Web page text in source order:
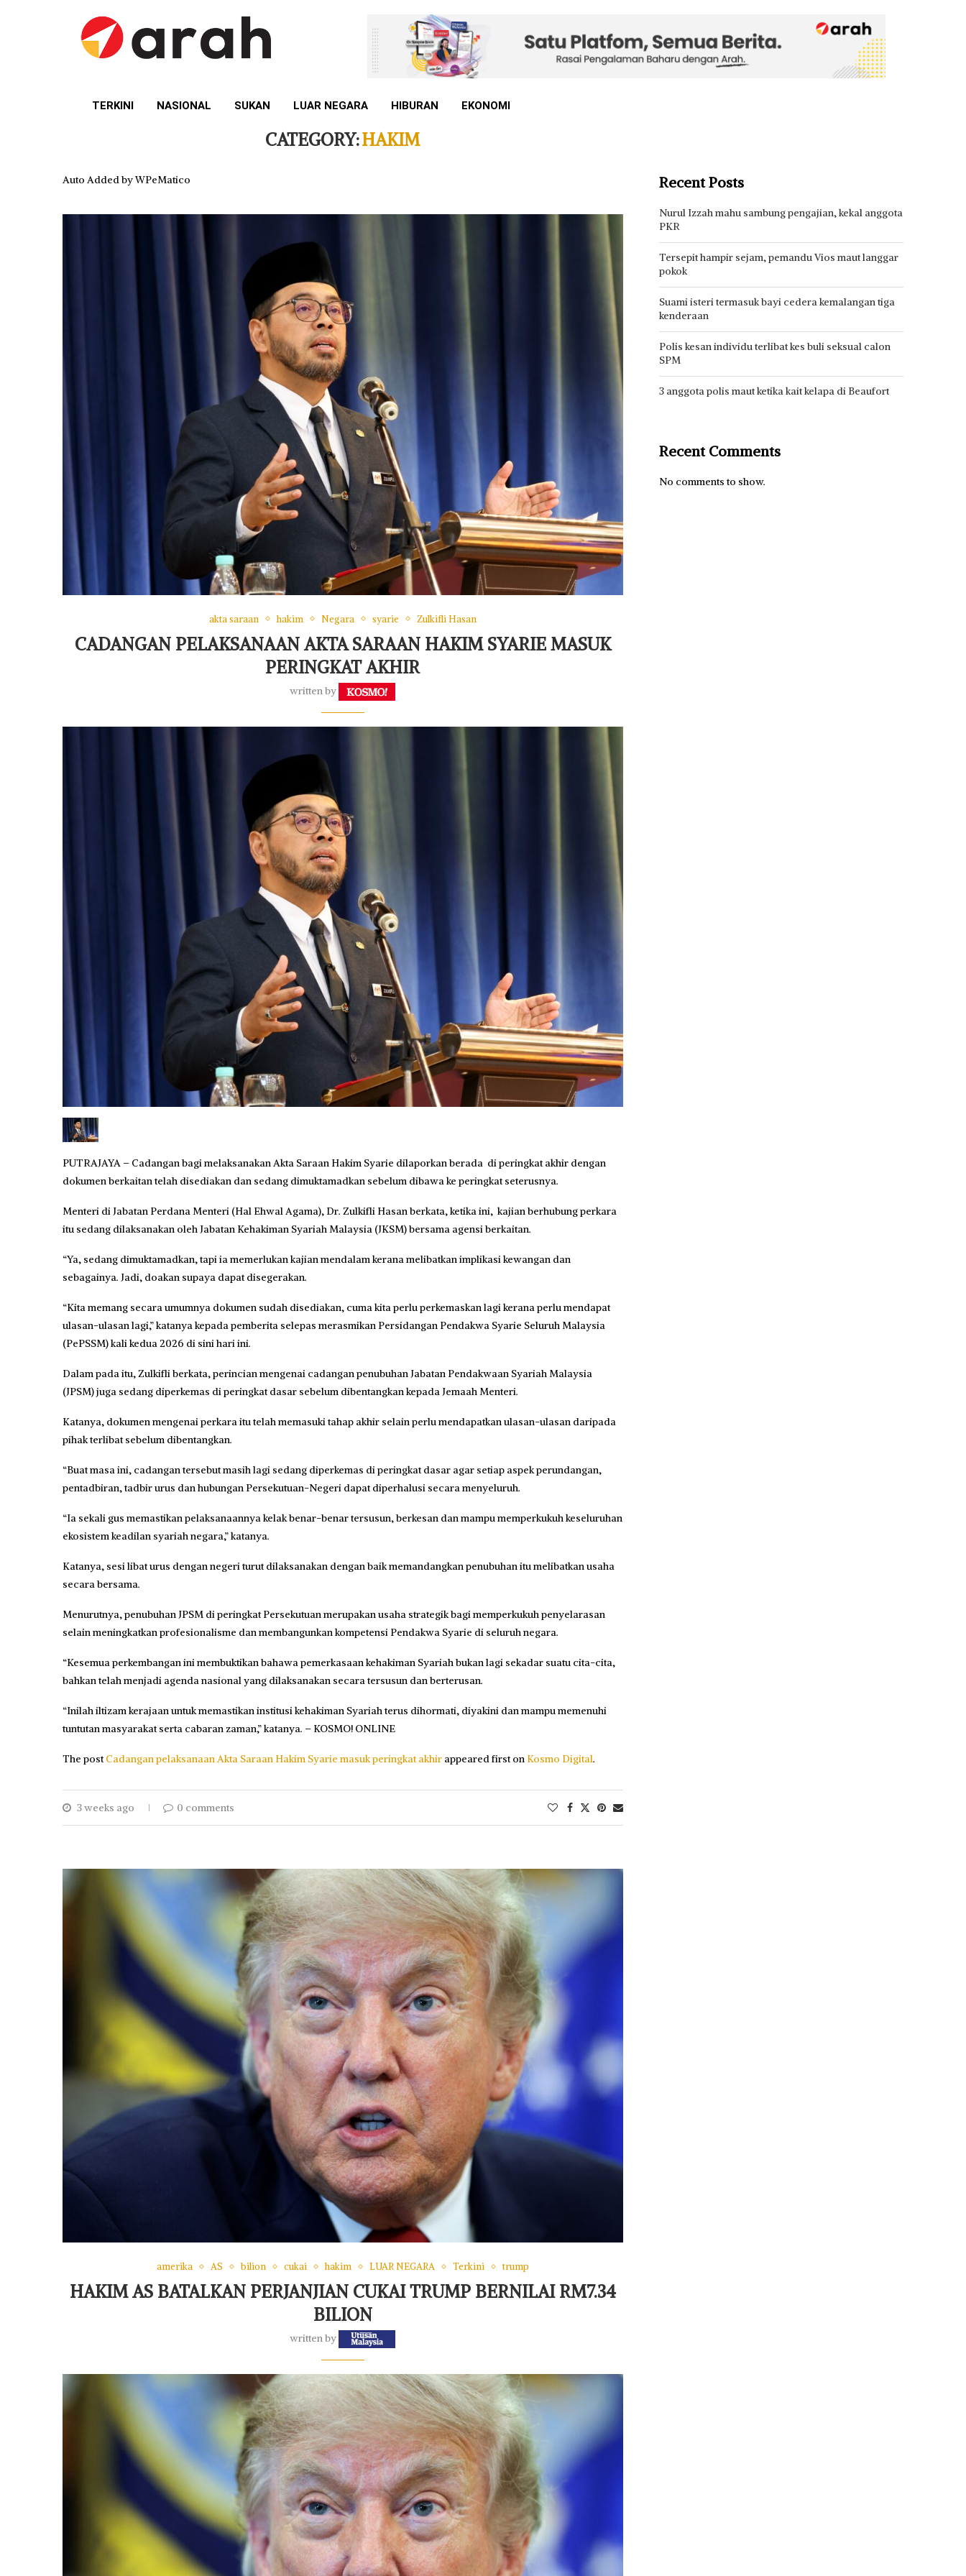
TERKINI NASIONAL SUKAN LUAR NEGARA HIBURAN EKONOMI
CATEGORY:HAKIM
Auto Added by WPeMatico
akta saraan hakim Negara syarie Zulkifli Hasan
CADANGAN PELAKSANAAN AKTA SARAAN HAKIM SYARIE MASUK
PERINGKAT AKHIR
written by
PUTRAJAYA – Cadangan bagi melaksanakan Akta Saraan Hakim Syarie dilaporkan berada di peringkat akhir dengan
dokumen berkaitan telah disediakan dan sedang dimuktamadkan sebelum dibawa ke peringkat seterusnya.
Menteri di Jabatan Perdana Menteri (Hal Ehwal Agama), Dr. Zulkifli Hasan berkata, ketika ini, kajian berhubung perkara
itu sedang dilaksanakan oleh Jabatan Kehakiman Syariah Malaysia (JKSM) bersama agensi berkaitan.
“Ya, sedang dimuktamadkan, tapi ia memerlukan kajian mendalam kerana melibatkan implikasi kewangan dan
sebagainya. Jadi, doakan supaya dapat disegerakan.
“Kita memang secara umumnya dokumen sudah disediakan, cuma kita perlu perkemaskan lagi kerana perlu mendapat
ulasan-ulasan lagi,” katanya kepada pemberita selepas merasmikan Persidangan Pendakwa Syarie Seluruh Malaysia
(PePSSM) kali kedua 2026 di sini hari ini.
Dalam pada itu, Zulkifli berkata, perincian mengenai cadangan penubuhan Jabatan Pendakwaan Syariah Malaysia
(JPSM) juga sedang diperkemas di peringkat dasar sebelum dibentangkan kepada Jemaah Menteri.
Katanya, dokumen mengenai perkara itu telah memasuki tahap akhir selain perlu mendapatkan ulasan-ulasan daripada
pihak terlibat sebelum dibentangkan.
“Buat masa ini, cadangan tersebut masih lagi sedang diperkemas di peringkat dasar agar setiap aspek perundangan,
pentadbiran, tadbir urus dan hubungan Persekutuan-Negeri dapat diperhalusi secara menyeluruh.
“Ia sekali gus memastikan pelaksanaannya kelak benar-benar tersusun, berkesan dan mampu memperkukuh keseluruhan
ekosistem keadilan syariah negara,” katanya.
Katanya, sesi libat urus dengan negeri turut dilaksanakan dengan baik memandangkan penubuhan itu melibatkan usaha
secara bersama.
Menurutnya, penubuhan JPSM di peringkat Persekutuan merupakan usaha strategik bagi memperkukuh penyelarasan
selain meningkatkan profesionalisme danmembangunkan kompetensi Pendakwa Syarie di seluruh negara.
“Kesemua perkembangan ini membuktikan bahawa pemerkasaan kehakiman Syariah bukan lagi sekadar suatu cita-cita,
bahkan telah menjadi agenda nasional yang dilaksanakan secara tersusun dan berterusan.
“Inilah iltizam kerajaan untuk memastikan institusi kehakiman Syariah terus dihormati, diyakini dan mampu memenuhi
tuntutan masyarakat serta cabaran zaman,” katanya. – KOSMO! ONLINE
The postCadangan pelaksanaan Akta Saraan Hakim Syarie masuk peringkat akhir appeared first on Kosmo Digital.
3 weeks ago 0 comments
amerika AS bilion cukai hakim LUAR NEGARA Terkini trump
HAKIM AS BATALKAN PERJANJIAN CUKAI TRUMP BERNILAI RM7.34
BILION
written by
Recent Posts
Nurul Izzah mahu sambung pengajian, kekal anggota
PKR
Tersepit hampir sejam, pemandu Vios maut langgar
pokok
Suami isteri termasuk bayi cedera kemalangan tiga
kenderaan
Polis kesan individu terlibat kes buli seksual calon
SPM
3 anggota polis maut ketika kait kelapa di Beaufort
Recent Comments
No comments to show.